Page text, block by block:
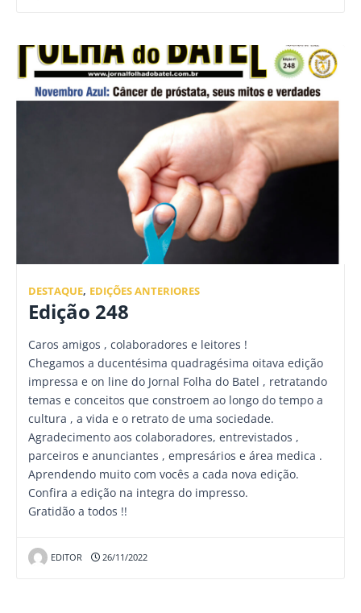
DESTAQUE, EDIÇÕES ANTERIORES
Edição 248
Caros amigos , colaboradores e leitores !
Chegamos a ducentésima quadragésima oitava edição
impressa e on line do Jornal Folha do Batel , retratando
temas e conceitos que constroem ao longo do tempo a
cultura , a vida e o retrato de uma sociedade.
Agradecimento aos colaboradores, entrevistados ,
parceiros e anunciantes , empresários e área medica .
Aprendendo muito com vocês a cada nova edição.
Confira a edição na integra do impresso.
Gratidão a todos !!
EDITOR 26/11/2022